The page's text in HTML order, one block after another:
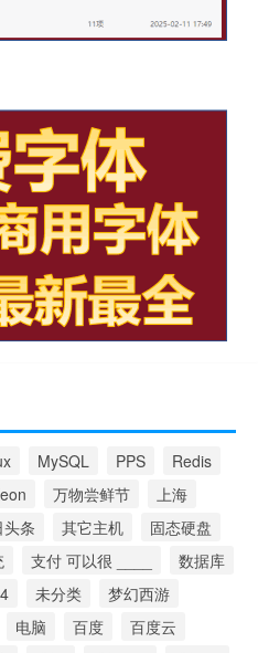
MySQL PPS
Redis
万物尝鲜节
上海
条 其它主机
固态硬盘
支付 可以很 ____
数据库
未分类
梦幻西游
电脑 百度
百度云